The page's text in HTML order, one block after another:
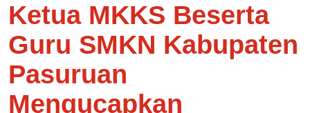
Ketua MKKS Beserta
Guru SMKN Kabupaten
Pasuruan
Mengucapkan